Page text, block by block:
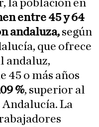
la población en
entre 45 y 64
andaluza, según
que ofrece
andaluz,
45 o más años
%, superior al
La